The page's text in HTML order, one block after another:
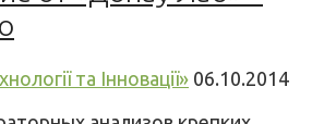
та Інновації» 06.10.2014